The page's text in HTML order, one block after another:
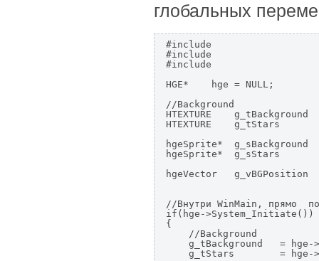
глобальных
#include
#include
#include
HGE*    hge = NULL;
//Background
HTEXTURE
HTEXTURE    g_tStars
hgeSprite*
hgeSprite*  g_sStars
hgeVector
//Внутри WinMain, прямо
if(hge->System_Initiate())
{
    //Background
g_tBackground   =
g_tStars        =